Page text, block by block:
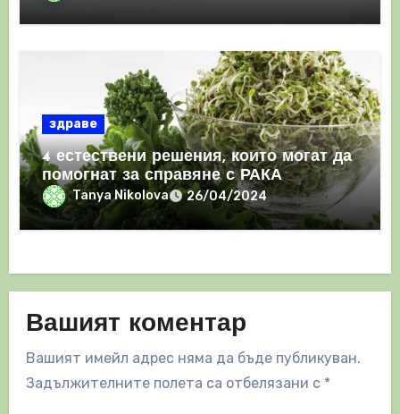
здраве
4 естествени решения, които могат да
помогнат за справяне с РАКА
Tanya Nikolova 26/04/2024
Вашият коментар
Вашият имейл адрес няма да бъде публикуван.
Задължителните полета са отбелязани с *